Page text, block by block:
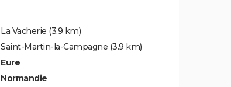
La Vacherie (3.9 km)
Saint-Martin-la-Campagne (3.9 km)
Eure
Normandie